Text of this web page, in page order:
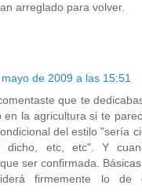
arreglado para volver.
de 2009 a las 15:51
que te
en la agricultura si te
del estilo "sería
dicho, etc, etc". Y
ser confirmada.
firmemente lo de